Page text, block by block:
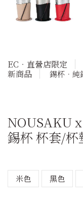
EC‧直營店限定
新商品
錫杯．純
NOUSAKU
錫杯 杯套/杯
米色 黑色